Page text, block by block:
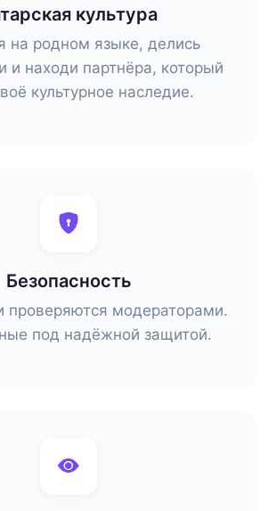
культура
на родном языке, делись
и находи партнёра, который
культурное наследие.
Безопасность
проверяются модераторами.
под надёжной защитой.